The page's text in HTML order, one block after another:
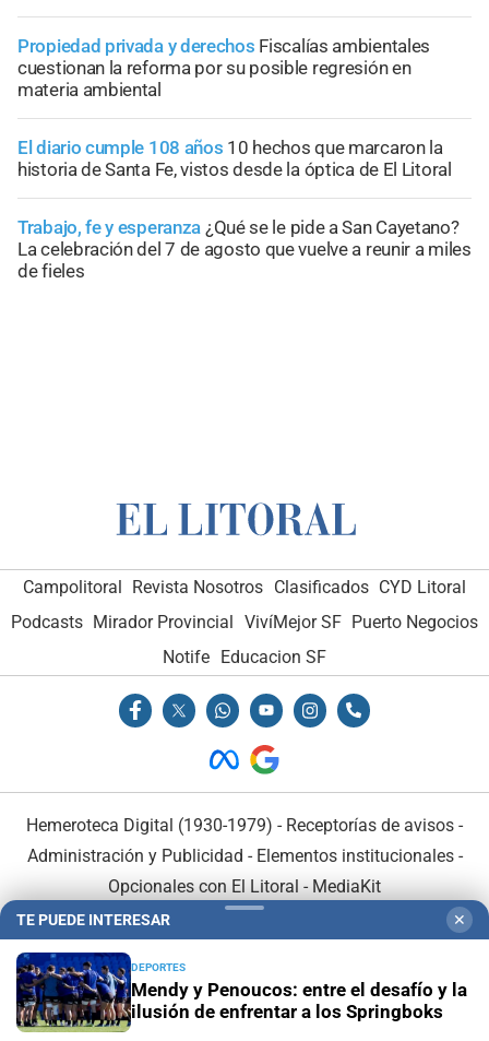
Propiedad privada y derechos Fiscalías ambientales
cuestionan la reforma por su posible regresión en
materia ambiental
El diario cumple 108 años 10 hechos que marcaron la
historia de Santa Fe, vistos desde la óptica de El Litoral
Trabajo, fe y esperanza ¿Qué se le pide a San Cayetano?
La celebración del 7 de agosto que vuelve a reunir a miles
de fieles
Campolitoral Revista Nosotros Clasificados CYD Litoral
Podcasts Mirador Provincial VivíMejor SF Puerto Negocios
Notife
Educacion SF
Hemeroteca Digital (1930-1979) - Receptorías de avisos -
Administración y Publicidad - Elementos institucionales-
Opcionales con El Litoral - MediaKit
TE PUEDE INTERESAR ✕
DEPORTES
Mendy y Penoucos: entre el desafío y la
ilusión de enfrentar a los Springboks